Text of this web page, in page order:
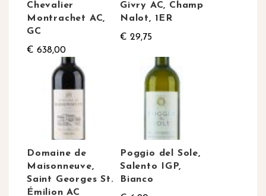
Chevalier
Montrachet AC,
GC
€ 638,00
Givry AC, Champ
Nalot, 1ER
€ 29,75
Domaine de
Maisonneuve,
Saint Georges St.
Émilion AC
Poggio del Sole,
Salento IGP,
Bianco